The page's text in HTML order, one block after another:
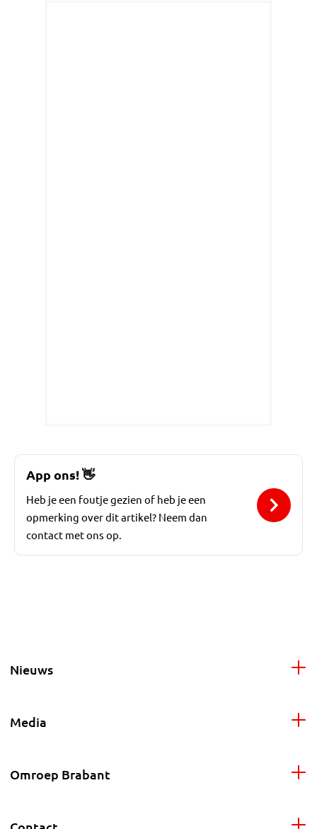
App ons!👋
Heb je een foutje gezien of heb je een
opmerking over dit artikel? Neem dan
contact met ons op.
Nieuws
Media
Omroep Brabant